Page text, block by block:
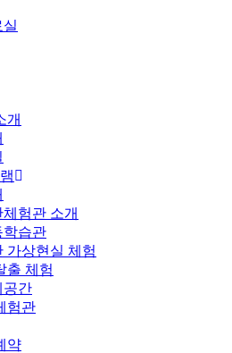
개
험관 소개
학습관
가상현실 체험
출 체험
공간
험관
약